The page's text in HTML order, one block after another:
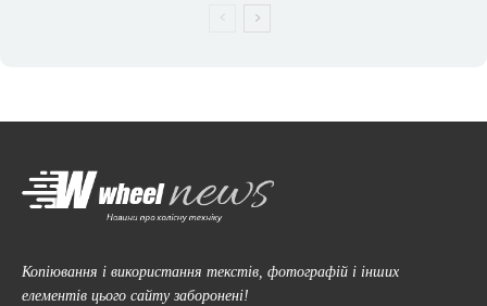
Копіювання і використання текстів, фотографій і інших
елементів цього сайту заборонені!